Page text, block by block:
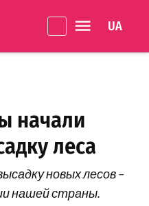
начали
леса
новых лесов –
нашей страны.